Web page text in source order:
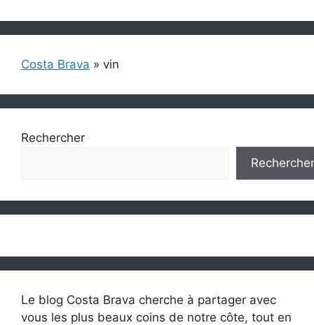
Costa Brava » vin
Rechercher
Rechercher
Le blog Costa Brava cherche à partager avec
vous les plus beaux coins de notre côte, tout en